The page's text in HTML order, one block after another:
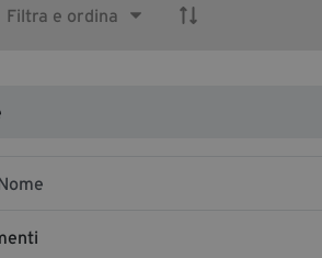
Items
Filtra e ordina